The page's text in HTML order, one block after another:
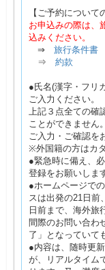
【ご予約について
お申込みの際は、
込みください。
⇒ 旅行条件書
⇒ 約款
●氏名(漢字・フリ
ご入力ください。
上記３点全ての確
ことができません
ご入力・ご確認を
※外国籍の方はカ
●緊急時に備え、
登録をお願いしま
●ホームページで
スは出発の21日前
日前まで、海外旅
間際のお問い合わ
了」となっていて
●内容は、随時更
が、リアルタイム